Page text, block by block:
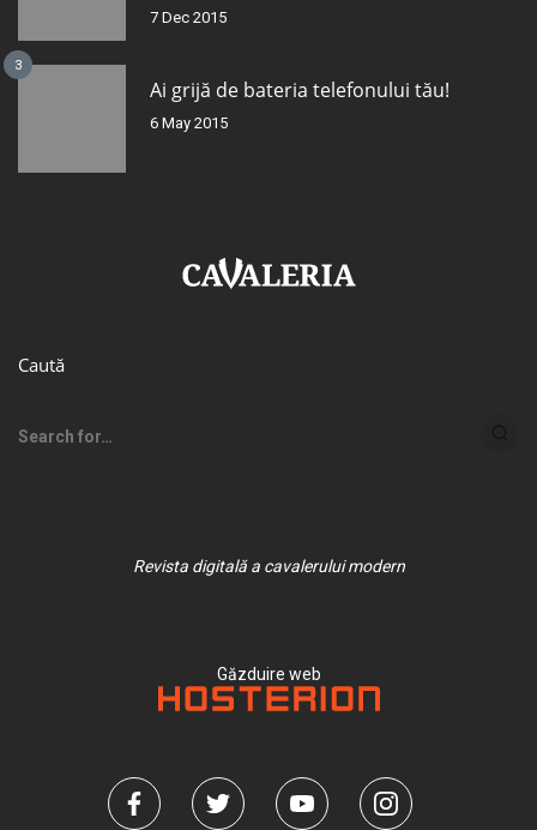
7 Dec 2015
3
Ai grijă de bateria telefonului tău!
6 May 2015
Caută
Revista digitală a cavalerului modern
Găzduire web